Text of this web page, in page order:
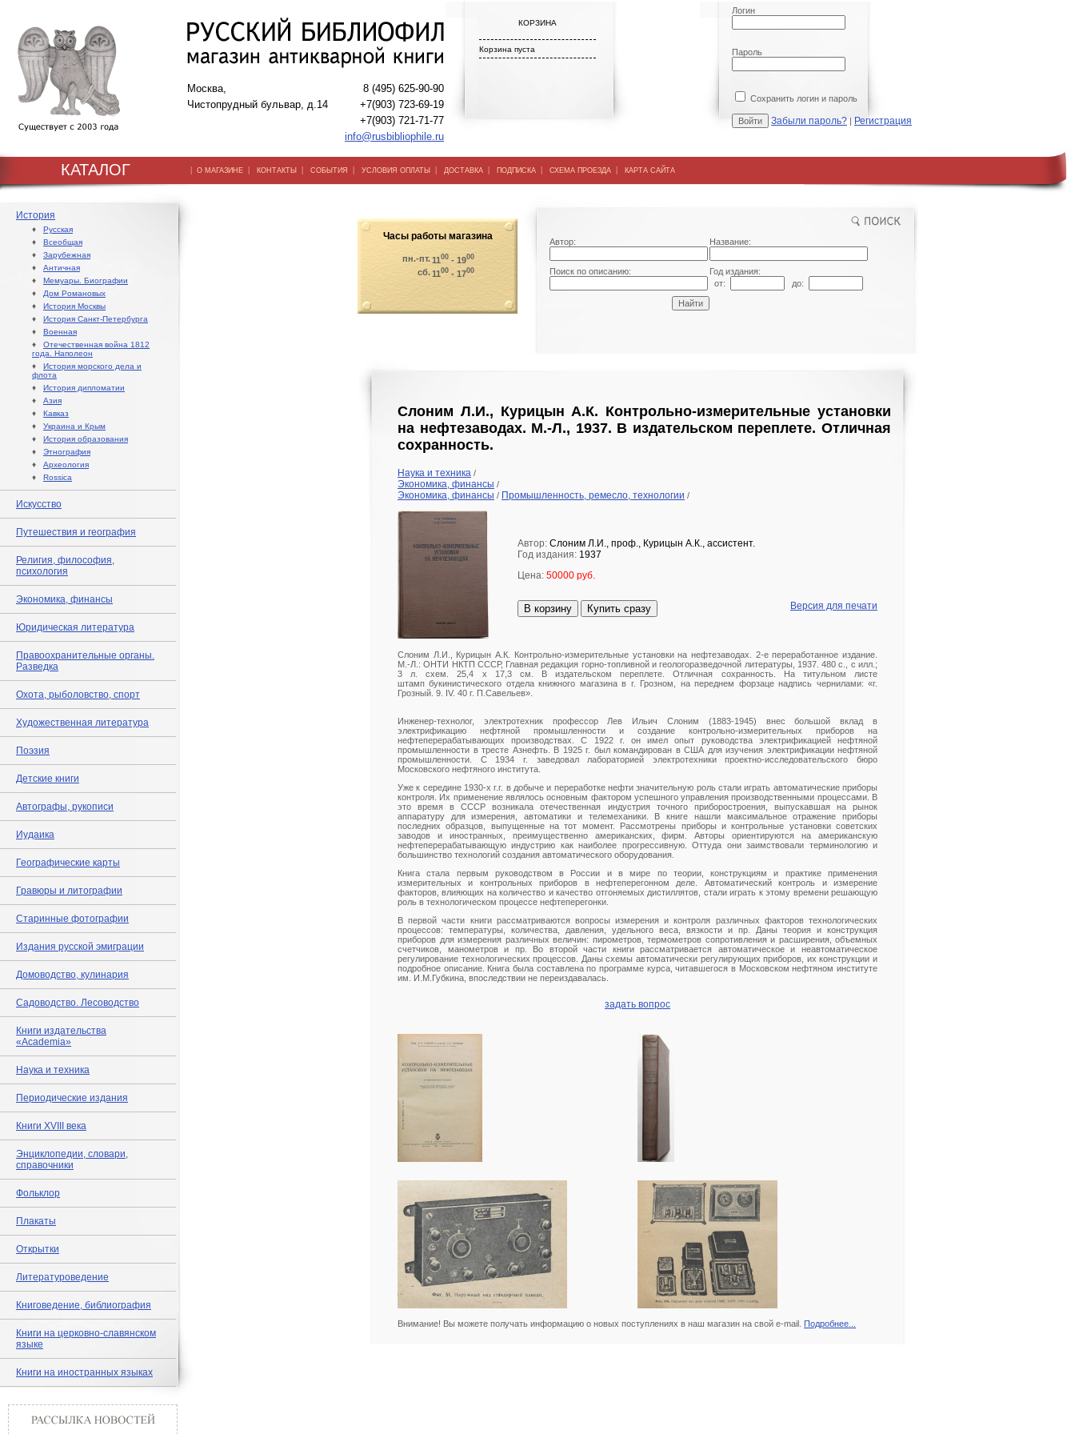
Москва,
Чистопрудный бульвар, д.14
8 (495) 625-90-90
+7(903) 723-69-19
+7(903) 721-71-77
info@rusbibliophile.ru
КОРЗИНА
Корзина пуста
Логин
Пароль
Сохранить логин и пароль
Забыли пароль? | Регистрация
КАТАЛОГ | О МАГАЗИНЕ | КОНТАКТЫ | СОБЫТИЯ | УСЛОВИЯ ОПЛАТЫ | ДОСТАВКА | ПОДПИСКА | СХЕМА ПРОЕЗДА | КАРТА САЙТА
История
♦ Русская
♦ Всеобщая
♦ Зарубежная
♦ Античная
♦ Мемуары. Биографии
♦ Дом Романовых
♦ История Москвы
♦ История Санкт-Петербурга
♦ Военная
♦ Отечественная война 1812
года. Наполеон
♦ История морского дела и
флота
♦ История дипломатии
♦ Азия
♦ Кавказ
♦ Украина и Крым
♦ История образования
♦ Этнография
♦ Археология
♦ Rossica
Искусство
Путешествия и география
Религия, философия,
психология
Экономика, финансы
Юридическая литература
Правоохранительные органы.
Разведка
Охота, рыболовство, спорт
Художественная литература
Поэзия
Детские книги
Автографы, рукописи
Иудаика
Географические карты
Гравюры и литографии
Старинные фотографии
Издания русской эмиграции
Домоводство, кулинария
Садоводство. Лесоводство
Книги издательства
«Academia»
Наука и техника
Периодические издания
Книги XVIII века
Энциклопедии, словари,
справочники
Фольклор
Плакаты
Открытки
Литературоведение
Книговедение, библиография
Книги на церковно-славянском
языке
Книги на иностранных языках
Часы работы магазина
пн.-пт.1100 - 1900
сб.1100 - 1700
Автор: Название:
Поиск по описанию:
Год издания:
от:
до:
Слоним Л.И., Курицын А.К. Контрольно-измерительные установки
на нефтезаводах. М.-Л., 1937. В издательском переплете. Отличная
сохранность.
Наука и техника /
Экономика, финансы /
Экономика, финансы / Промышленность, ремесло, технологии /
Автор: Слоним Л.И., проф., Курицын А.К., ассистент.
Год издания: 1937
Цена: 50000 руб.
В корзину Купить сразу Версия для печати
Слоним Л.И., Курицын А.К. Контрольно-измерительные установки на нефтезаводах. 2-е переработанное издание.
М.-Л.: ОНТИ НКТП СССР, Главная редакция горно-топливной и геологоразведочной литературы, 1937. 480 с., с илл.;
3 л. схем. 25,4 х 17,3 см. В издательском переплете. Отличная сохранность. На титульном листе
штамп букинистического отдела книжного магазина в г. Грозном, на переднем форзаце надпись чернилами: «г.
Грозный. 9. IV. 40 г. П.Савельев».
Инженер-технолог, электротехник профессор Лев Ильич Слоним (1883-1945) внес большой вклад в
электрификацию нефтяной промышленности и создание контрольно-измерительных приборов на
нефтеперерабатывающих производствах. С 1922 г. он имел опыт руководства электрификацией нефтяной
промышленности в тресте Азнефть. В 1925 г. был командирован в США для изучения электрификации нефтяной
промышленности. С 1934 г. заведовал лабораторией электротехники проектно-исследовательского бюро
Московского нефтяного института.
Уже к середине 1930-х г.г. в добыче и переработке нефти значительную роль стали играть автоматические приборы
контроля. Их применение являлось основным фактором успешного управления производственными процессами. В
это время в СССР возникала отечественная индустрия точного приборостроения, выпускавшая на рынок
аппаратуру для измерения, автоматики и телемеханики. В книге нашли максимальное отражение приборы
последних образцов, выпущенные на тот момент. Рассмотрены приборы и контрольные установки советских
заводов и иностранных, преимущественно американских, фирм. Авторы ориентируются на американскую
нефтеперерабатывающую индустрию как наиболее прогрессивную. Оттуда они заимствовали терминологию и
большинство технологий создания автоматического оборудования.
Книга стала первым руководством в России и в мире по теории, конструкциям и практике применения
измерительных и контрольных приборов в нефтеперегонном деле. Автоматический контроль и измерение
факторов, влияющих на количество и качество отгоняемых дистиллятов, стали играть к этому времени решающую
роль в технологическом процессе нефтеперегонки.
В первой части книги рассматриваются вопросы измерения и контроля различных факторов технологических
процессов: температуры, количества, давления, удельного веса, вязкости и пр. Даны теория и конструкция
приборов для измерения различных величин: пирометров, термометров сопротивления и расширения, объемных
счетчиков, манометров и пр. Во второй части книги рассматривается автоматическое и неавтоматическое
регулирование технологических процессов. Даны схемы автоматически регулирующих приборов, их конструкции и
подробное описание. Книга была составлена по программе курса, читавшегося в Московском нефтяном институте
им. И.М.Губкина, впоследствии не переиздавалась.
задать вопрос
Внимание! Вы можете получать информацию о новых поступлениях в наш магазин на свой e-mail. Подробнее...